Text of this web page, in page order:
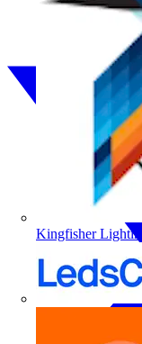
Kingfisher Lighting